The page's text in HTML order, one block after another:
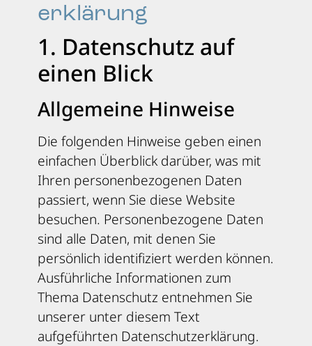
erklärung
1. Datenschutz auf
einen Blick
Allgemeine Hinweise
Die folgenden Hinweise geben einen
einfachen Überblick darüber, was mit
Ihren personenbezogenen Daten
passiert, wenn Sie diese Website
besuchen. Personenbezogene Daten
sind alle Daten, mit denen Sie
persönlich identifiziert werden können.
Ausführliche Informationen zum
Thema Datenschutz entnehmen Sie
unserer unter diesem Text
aufgeführten Datenschutzerklärung.